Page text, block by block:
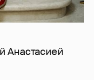
Анастасией